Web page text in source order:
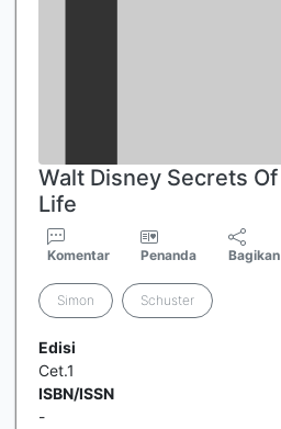
Walt Disney Secrets Of
Life
Komentar Penanda Bagikan
Simon Schuster
Edisi
Cet.1
ISBN/ISSN
-